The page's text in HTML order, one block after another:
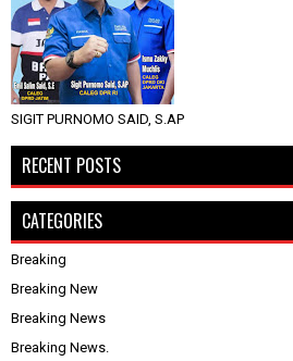
SIGIT PURNOMO SAID, S.AP
RECENT POSTS
CATEGORIES
Breaking
Breaking New
Breaking News
Breaking News.